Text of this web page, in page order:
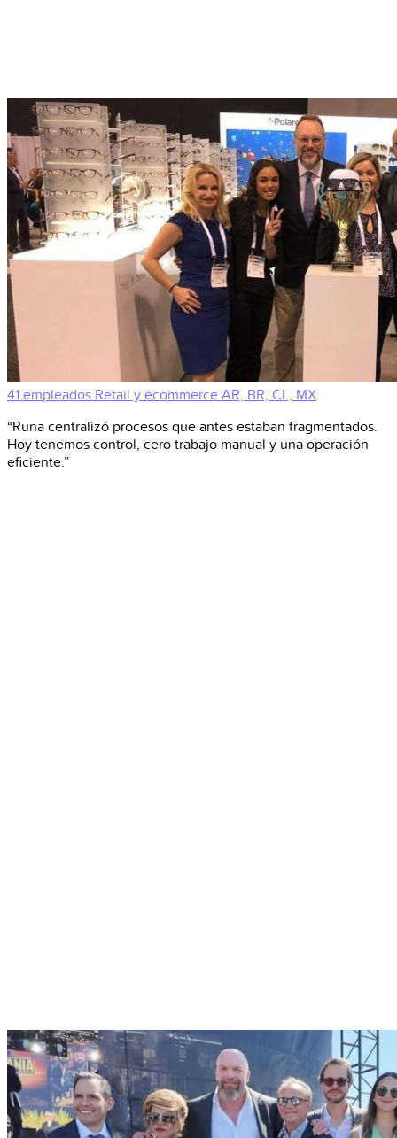
41 empleados Retail y ecommerce AR, BR, CL, MX
“Runa centralizó procesos que antes estaban fragmentados.
Hoy tenemos control, cero trabajo manual y una operación
eficiente.”